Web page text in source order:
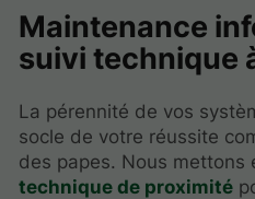
Maintenance
suivi technique
La pérennité de vos
socle de votre réussite
des papes. Nous mettons
technique de proximité